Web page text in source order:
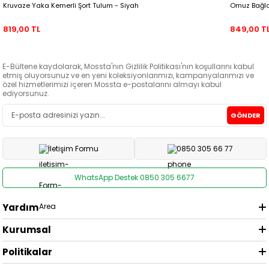
Kruvaze Yaka Kemerli Şort Tulum - Siyah
819,00 TL
Omuz
849,00
E-Bültene kaydolarak, Mossta'nın Gizlilik Politikası'nın koşullarını kabul
etmiş oluyorsunuz ve en yeni koleksiyonlarımızı, kampanyalarımızı ve
özel hizmetlerimizi içeren Mossta e-postalarını almayı kabul
ediyorsunuz.
GÖNDER
İletişim Formu 0850 305 66 77
WhatsApp Destek 0850 305 6677
Yardım
Kurumsal
Politikalar